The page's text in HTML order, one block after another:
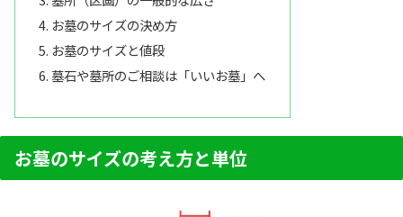
お墓のサイズの決め方
お墓のサイズと値段
墓石や墓所のご相談は「いいお墓」へ
お墓のサイズの考え方と単位